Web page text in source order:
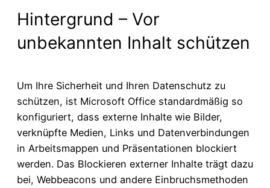
Hintergrund – Vor
unbekannten Inhalt schützen
Um Ihre Sicherheit und Ihren Datenschutz zu
schützen, ist Microsoft Office standardmäßig so
konfiguriert, dass externe Inhalte wie Bilder,
verknüpfte Medien, Links und Datenverbindungen
in Arbeitsmappen und Präsentationen blockiert
werden. Das Blockieren externer Inhalte trägt dazu
bei, Webbeacons und andere Einbruchsmethoden